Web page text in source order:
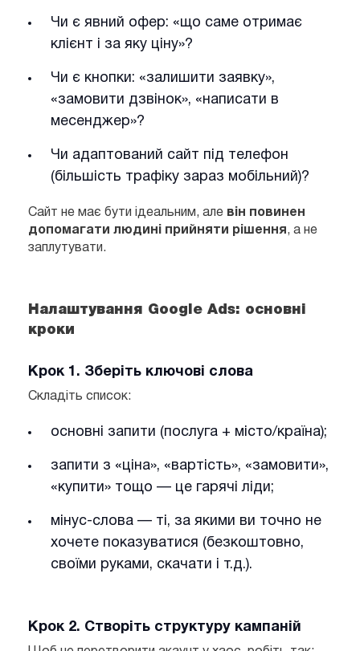
Чи є явний офер: «що саме отримає
клієнт і за яку ціну»?
Чи є кнопки: «залишити заявку»,
«замовити дзвінок», «написати в
месенджер»?
Чи адаптований сайт під телефон
(більшість трафіку зараз мобільний)?
Сайт не має бути ідеальним, але він повинен
допомагати людині прийняти рішення , а не
заплутувати.
Налаштування Google Ads: основні
кроки
Крок 1. Зберіть ключові слова
Складіть список:
основні запити (послуга + місто/країна);
запити з «ціна», «вартість», «замовити»,
«купити» тощо — це гарячі ліди;
мінус-слова — ті, за якими ви точно не
хочете показуватися (безкоштовно,
своїми руками, скачати і т.д.).
Крок 2. Створіть структуру кампаній